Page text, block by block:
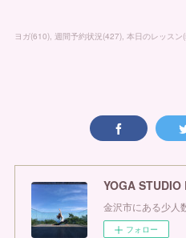
ヨガ(610) 週間予約状況 (427) 本日のレッスン(
YOGA
金沢市にある少人
フォロー